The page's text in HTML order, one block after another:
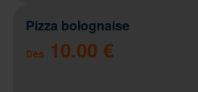
Pizza bolognaise
Dès 10.00 €